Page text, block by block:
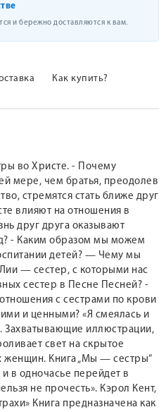
и бережно доставляются к вам.
Как купить?
во Христе. - Почему
мере, чем братья, преодолев
стремятся стать ближе друг
влияют на отношения в
друг друга оказывают
- Каким образом мы можем
детей? — Чему мы
— сестер, с которыми нас
сестер в Песне Песней? -
с сестрами по крови
и ценными? «Я смеялась и
Захватывающие иллюстрации,
свет на скрытое
Книга „Мы — сестры“
в одночасье перейдет в
не прочесть». Кэрол Кент,
Книга предназначена как